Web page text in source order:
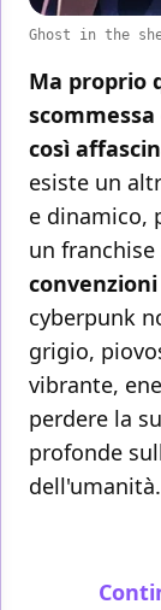
Ghost in the
Ma proprio
scommessa
così
esiste un
e dinamico,
un
cyberpunk
grigio,
vibrante,
perdere la
profonde
dell'umanità.